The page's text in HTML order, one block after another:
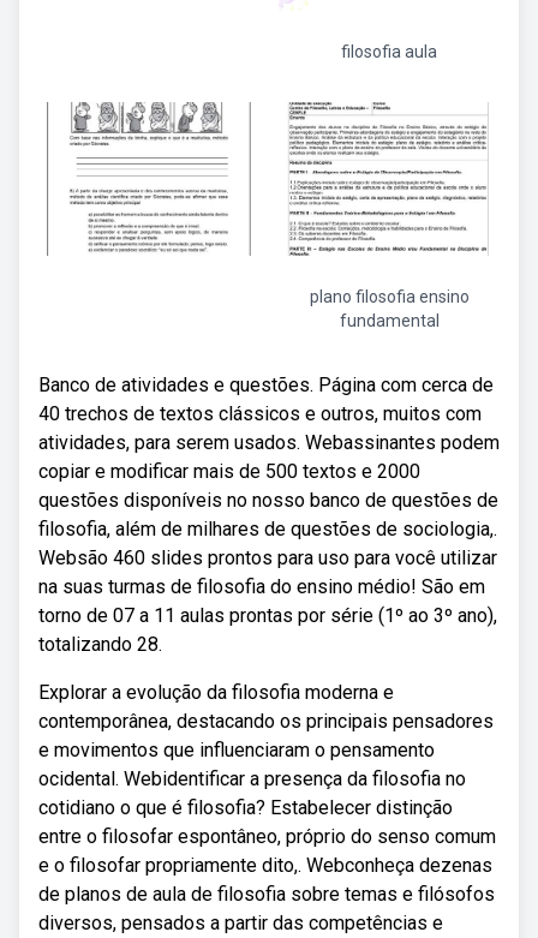
filosofia aula
plano filosofia ensino
fundamental
Banco de atividades e questões. Página com cerca de
40 trechos de textos clássicos e outros, muitos com
atividades, para serem usados. Webassinantes podem
copiar e modificar mais de 500 textos e 2000
questões disponíveis no nosso banco de questões de
filosofia, além de milhares de questões de sociologia,.
Websão 460 slides prontos para uso para você utilizar
na suas turmas de filosofia do ensino médio! São em
torno de 07 a 11 aulas prontas por série (1º ao 3º ano),
totalizando 28.
Explorar a evolução da filosofia moderna e
contemporânea, destacando os principais pensadores
e movimentos que influenciaram o pensamento
ocidental. Webidentificar a presença da filosofia no
cotidiano o que é filosofia? Estabelecer distinção
entre o filosofar espontâneo, próprio do senso comum
e o filosofar propriamente dito,. Webconheça dezenas
de planos de aula de filosofia sobre temas e filósofos
diversos, pensados a partir das competências e